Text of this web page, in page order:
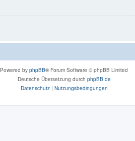
Powered by phpBB® Forum Software © phpBB Limited
Deutsche Übersetzung durch phpBB.de
Datenschutz| Nutzungsbedingungen